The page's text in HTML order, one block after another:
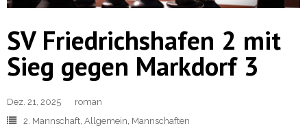
SV Friedrichshafen 2 mit
Sieg gegen Markdorf 3
Dez. 21, 2025
roman
2. Mannschaft Allgemein Mannschaften